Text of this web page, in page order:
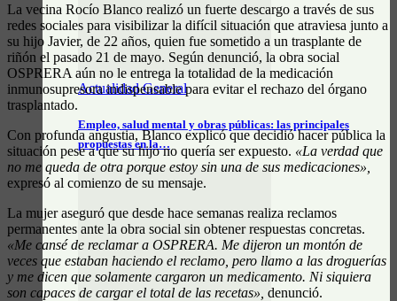
Actualidad General
Empleo, salud mental y obras públicas: las principales
propuestas en la…
La vecina Rocío Blanco realizó un fuerte descargo a través de sus
redes sociales para visibilizar la difícil situación que atraviesa junto a
su hijo Javier, de 22 años, quien fue sometido a un trasplante de
riñón el pasado 21 de mayo. Según denunció, la obra social
OSPRERA aún no le entrega la totalidad de la medicación
inmunosupresora indispensable para evitar el rechazo del órgano
trasplantado.
Con profunda angustia, Blanco explicó que decidió hacer pública la
situación pese a que su hijo no quería ser expuesto. «La verdad que
no me queda de otra porque estoy sin una de sus medicaciones»,
expresó al comienzo de su mensaje.
La mujer aseguró que desde hace semanas realiza reclamos
permanentes ante la obra social sin obtener respuestas concretas.
«Me cansé de reclamar a OSPRERA. Me dijeron un montón de
veces que estaban haciendo el reclamo, pero llamo a las droguerías
y me dicen que solamente cargaron un medicamento. Ni siquiera
son capaces de cargar el total de las recetas», denunció.